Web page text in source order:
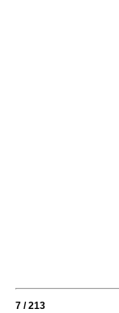
7 / 213